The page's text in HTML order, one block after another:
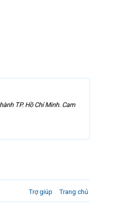
TP. Hồ Chí Minh. Cam
Trợ giúp Trang chủ